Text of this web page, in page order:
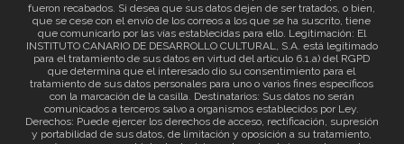
fueron recabados. Si desea que sus datos dejen de ser tratados, o bien,
que se cese con el envío de los correos a los que se ha suscrito, tiene
que comunicarlo por las vías establecidas para ello. Legitimación: El
INSTITUTO CANARIO DE DESARROLLO CULTURAL, S.A. está legitimado
para el tratamiento de sus datos en virtud del artículo 6.1.a) del RGPD
que determina que el interesado dio su consentimiento para el
tratamiento de sus datos personales para uno o varios fines específicos
con la marcación de la casilla. Destinatarios: Sus datos no serán
comunicados a terceros salvo a organismos establecidos por Ley.
Derechos: Puede ejercer los derechos de acceso, rectificación, supresión
y portabilidad de sus datos, de limitación y oposición a su tratamiento,